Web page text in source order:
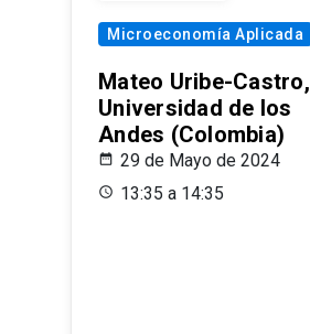
Microeconomía Aplicada
Mateo Uribe-Castro,
Universidad de los
Andes (Colombia)
29 de Mayo de 2024
13:35 a 14:35